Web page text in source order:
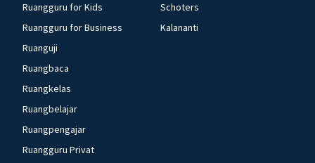
Ruangguru for Kids
Ruangguru for Business
Ruanguji
Ruangbaca
Ruangkelas
Ruangbelajar
Ruangpengajar
Ruangguru Privat
Schoters
Kalananti